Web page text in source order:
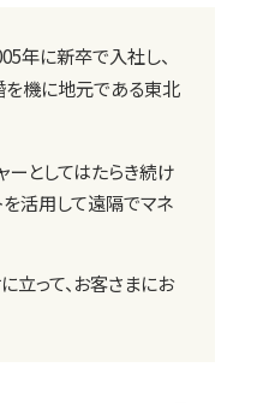
年に新卒で入社し、
を機に地元である東北
ーとしてはたらき続け
を活用して遠隔でマネ
立って、お客さまにお